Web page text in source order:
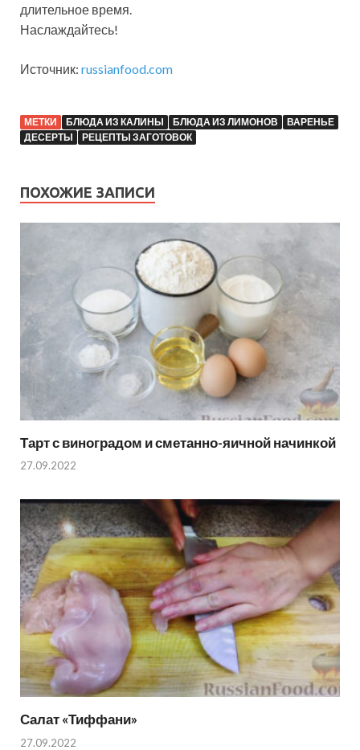
длительное время.
Наслаждайтесь!
Источник: russianfood.com
МЕТКИ БЛЮДА ИЗ КАЛИНЫ БЛЮДА ИЗ ЛИМОНОВ
ВАРЕНЬЕ
ДЕСЕРТЫ
РЕЦЕПТЫ ЗАГОТОВОК
ПОХОЖИЕ ЗАПИСИ
Тарт с виноградом и сметанно-яичной начинкой
27.09.2022
Салат «Тиффани»
27.09.2022